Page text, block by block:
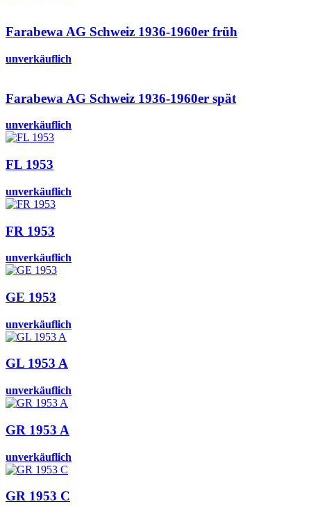
Farabewa AG Schweiz 1936-1960er früh
unverkäuflich
Farabewa AG Schweiz 1936-1960er spät
unverkäuflich
FL 1953
unverkäuflich
FR 1953
unverkäuflich
GE 1953
unverkäuflich
GL 1953 A
unverkäuflich
GR 1953 A
unverkäuflich
GR 1953 C